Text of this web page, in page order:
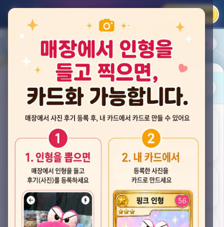
카카오 로그인
평점순 내 주변 즐겨찾기
뽑스 천안 불당점
★★★★☆ 4.2 후기 33
게임플렉스 불당동점
★★★☆☆ 2.5 후기 4
뽑기랜드